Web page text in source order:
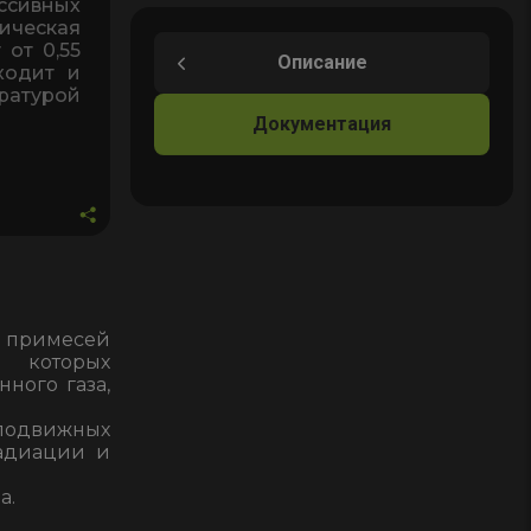
от 0,55
и
которых
газа,
и
ФЖУ
Описание
Документация